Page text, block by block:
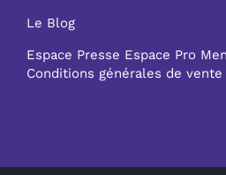
Le Blog
Espace Presse Espace Pro
Conditions générales de vente